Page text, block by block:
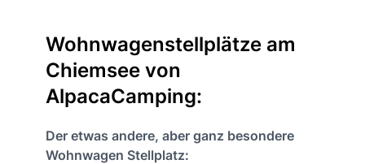
Wohnwagenstellplätze am
Chiemsee von
AlpacaCamping:
Der etwas andere, aber ganz besondere
Wohnwagen Stellplatz: